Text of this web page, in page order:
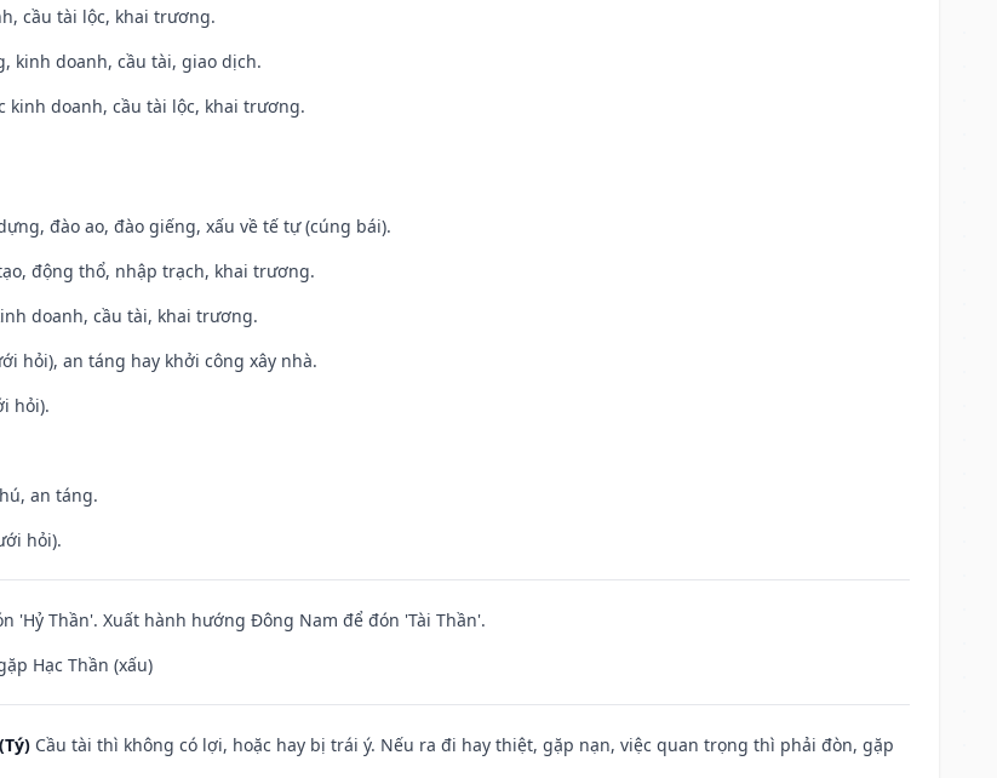
cầu tài lộc, khai trương.
kinh doanh, cầu tài, giao dịch.
kinh doanh, cầu tài lộc, khai trương.
đào ao, đào giếng, xấu về tế tự (cúng bái).
động thổ, nhập trạch, khai trương.
doanh, cầu tài, khai trương.
hỏi), an táng hay khởi công xây nhà.
hỏi).
an táng.
hỏi).
'Hỷ Thần'. Xuất hành hướng Đông Nam để đón 'Tài Thần'.
Hạc Thần (xấu)
Cầu tài thì không có lợi, hoặc hay bị trái ý. Nếu ra đi hay thiệt, gặp nạn, việc quan trọng thì phải đòn, gặp